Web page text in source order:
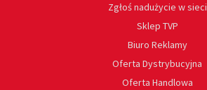
Zgłoś nadużycie w sieci
Sklep TVP
Biuro Reklamy
Oferta Dystrybucyjna
Oferta Handlowa